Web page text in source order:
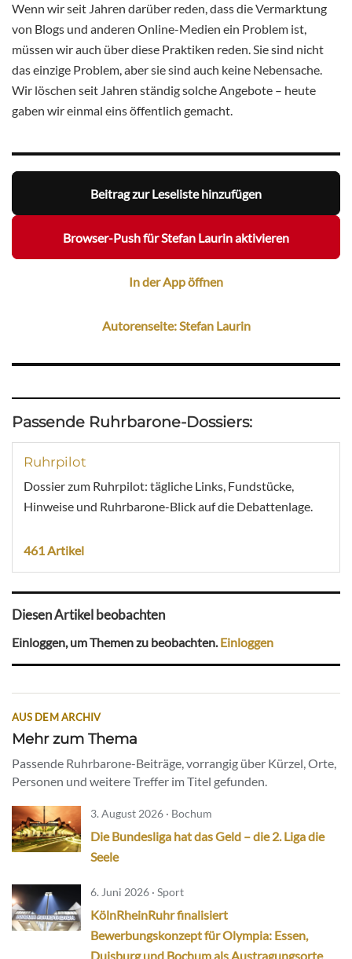
Wenn wir seit Jahren darüber reden, dass die Vermarktung
von Blogs und anderen Online-Medien ein Problem ist,
müssen wir auch über diese Praktiken reden. Sie sind nicht
das einzige Problem, aber sie sind auch keine Nebensache.
Wir löschen seit Jahren ständig solche Angebote – heute
gaben wir einmal eins öffentlich gemacht.
Beitrag zur Leseliste hinzufügen
Browser-Push für Stefan Laurin aktivieren
In der App öffnen
Autorenseite: Stefan Laurin
Passende Ruhrbarone-Dossiers:
Ruhrpilot
Dossier zum Ruhrpilot: tägliche Links, Fundstücke,
Hinweise und Ruhrbarone-Blick auf die Debattenlage.
461 Artikel
Diesen Artikel beobachten
Einloggen, um Themen zu beobachten.Einloggen
AUS DEM ARCHIV
Mehr zum Thema
Passende Ruhrbarone-Beiträge, vorrangig über Kürzel, Orte,
Personen und weitere Treffer im Titel gefunden.
3. August 2026 · Bochum
Die Bundesliga hat das Geld – die 2. Liga die
Seele
6. Juni 2026 · Sport
KölnRheinRuhr finalisiert
Bewerbungskonzept für Olympia: Essen,
Duisburg und Bochum als Austragungsorte